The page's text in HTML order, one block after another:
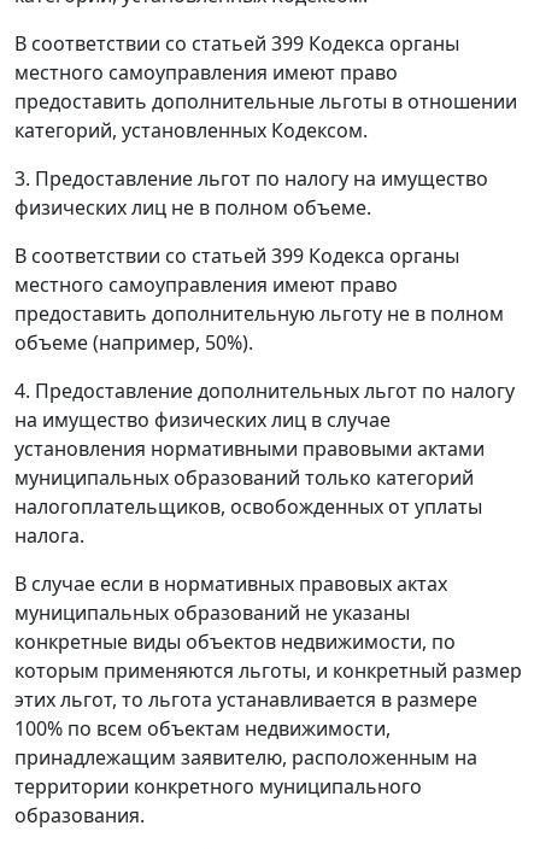
В соответствии со статьей 399 Кодекса органы
местного самоуправления имеют право
предоставить дополнительные льготы в отношении
категорий, установленных Кодексом.
3. Предоставление льгот по налогу на имущество
физических лиц не в полном объеме.
В соответствии со статьей 399 Кодекса органы
местного самоуправления имеют право
предоставить дополнительную льготу не в полном
объеме (например, 50%).
4. Предоставление дополнительных льгот по налогу
на имущество физических лиц в случае
установления нормативными правовыми актами
муниципальных образований только категорий
налогоплательщиков, освобожденных от уплаты
налога.
В случае если в нормативных правовых актах
муниципальных образований не указаны
конкретные виды объектов недвижимости, по
которым применяются льготы, и конкретный размер
этих льгот, то льгота устанавливается в размере
100% по всем объектам недвижимости,
принадлежащим заявителю, расположенным на
территории конкретного муниципального
образования.